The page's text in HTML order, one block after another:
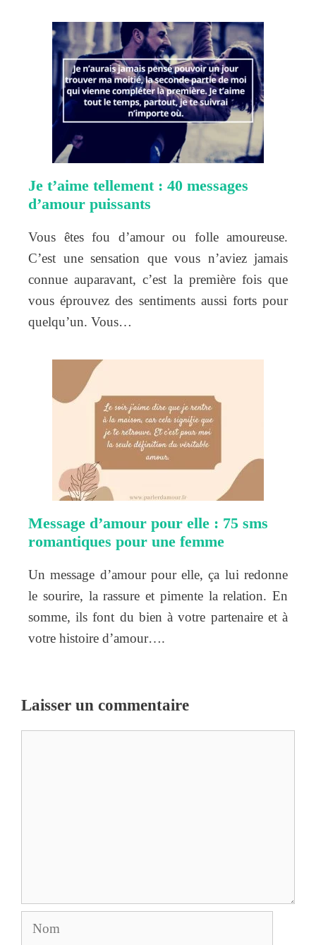
Je t’aime tellement : 40 messages
d’amour puissants
Vous êtes fou d’amour ou folle amoureuse.
C’est une sensation que vous n’aviez jamais
connue auparavant, c’est la première fois que
vous éprouvez des sentiments aussi forts pour
quelqu’un. Vous…
Message d’amour pour elle : 75 sms
romantiques pour une femme
Un message d’amour pour elle, ça lui redonne
le sourire, la rassure et pimente la relation. En
somme, ils font du bien à votre partenaire et à
votre histoire d’amour….
Laisser un commentaire
Nom